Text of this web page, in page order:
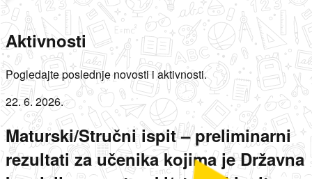
Aktivnosti
Pogledajte poslednje novosti i aktivnosti.
22. 6. 2026.
Maturski/Stručni ispit – preliminarni
rezultati za učenika kojima je Državna